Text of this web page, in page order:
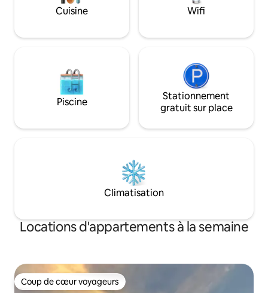
magnifique plage. Wifi Starlink partagé.
légumes et des
complexe de
Cuisine Wifi
Piscine
Stationnement
gratuit sur place
Climatisation
Locations d'appartements à la semaine
Coup de cœur voyageurs
Coup de cœur voyageurs